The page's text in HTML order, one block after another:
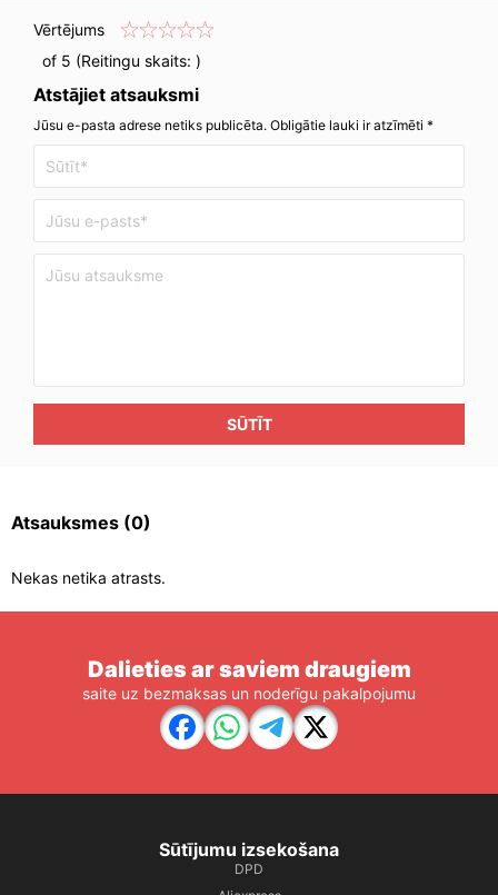
Vērtējums
of 5 (Reitingu skaits: )
Atstājiet atsauksmi
Jūsu e-pasta adrese netiks publicēta. Obligātie lauki ir atzīmēti *
SŪTĪT
Atsauksmes (0)
Nekas netika atrasts.
Dalieties ar saviem draugiem
saite uz bezmaksas un noderīgu pakalpojumu
Sūtījumu izsekošana
DPD